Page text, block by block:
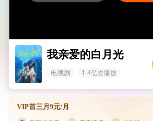
我亲爱的白月光
电视剧 1.4亿次播放
VIP首三月9元/月